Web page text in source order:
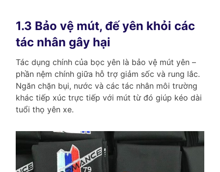
1.3 Bảo vệ mút, đế yên khỏi các
tác nhân gây hại
Tác dụng chính của bọc yên là bảo vệ mút yên –
phần nệm chính giữa hỗ trợ giảm sốc và rung lắc.
Ngăn chặn bụi, nước và các tác nhân môi trường
khác tiếp xúc trực tiếp với mút từ đó giúp kéo dài
tuổi thọ yên xe.